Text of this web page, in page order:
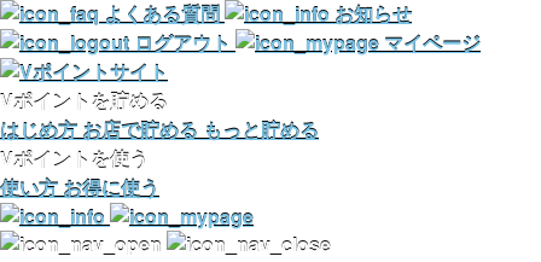
よくある質問
お知らせ
ログアウト
マイページ
Vポイントを貯める
はじめ方 お店で貯める もっと貯める
Vポイントを使う
使い方 お得に使う